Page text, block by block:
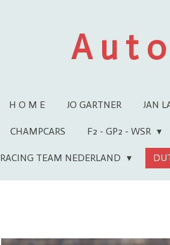
A u t
H O M E JO GARTNER JAN
CHAMPCARS F2 - GP2 - WSR
RACING TEAM NEDERLAND